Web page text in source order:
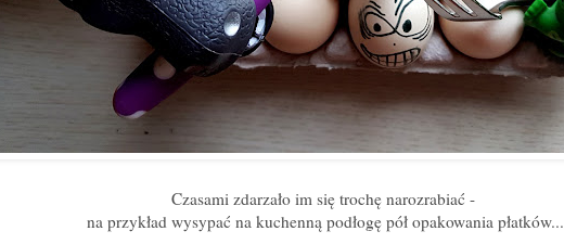
Czasami zdarzało im się trochę narozrabiać -
na przykład wysypać na kuchenną podłogę pół opakowania płatków...